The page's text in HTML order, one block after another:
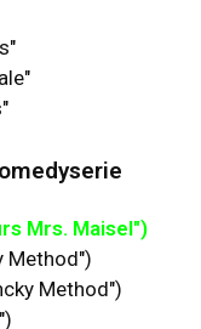
Mrs. Maisel")
Method")
Method")